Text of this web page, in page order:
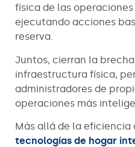
física de las
ejecutando acciones
reserva.
Juntos, cierran la
infraestructura física,
administradores de
operaciones más
Más allá de la eficiencia
tecnologías de hogar